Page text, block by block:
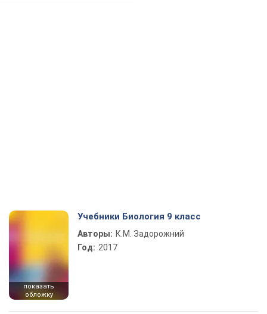
показать
обложку
Учебники Биология 9 класс
Авторы: К.М. Задорожний
Год: 2017